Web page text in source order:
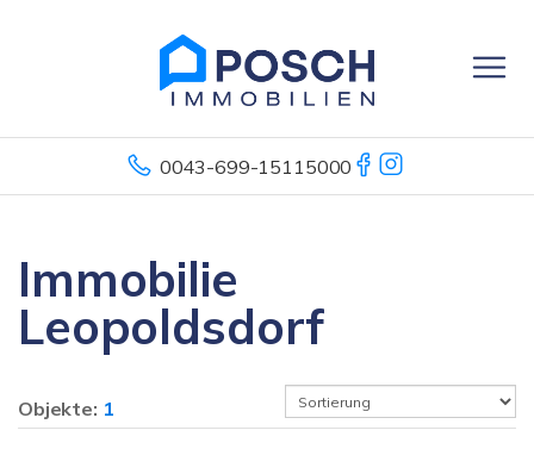
0043-699-15115000
Immobilie
Leopoldsdorf
Objekte: 1